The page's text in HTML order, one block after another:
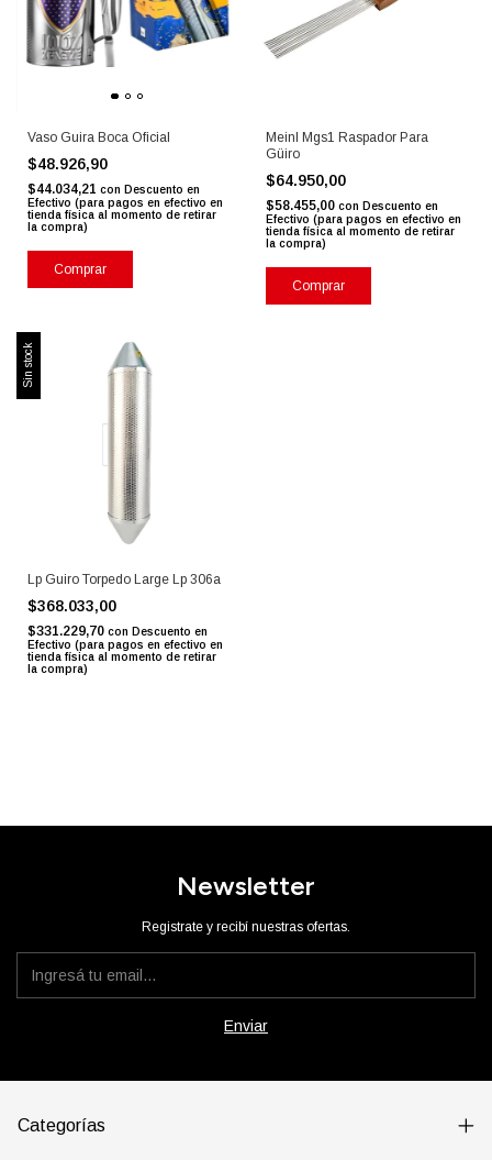
Vaso Guira Boca Oficial
$48.926,90
$44.034,21 con Descuento en
Efectivo (para pagos en efectivo en
tienda física al momento de retirar
la compra)
Comprar
Meinl Mgs1 Raspador Para
Güiro
$64.950,00
$58.455,00 con Descuento en
Efectivo (para pagos en efectivo en
tienda física al momento de retirar
la compra)
Comprar
Sin stock
Lp Guiro Torpedo Large Lp 306a
$368.033,00
$331.229,70 con Descuento en
Efectivo (para pagos en efectivo en
tienda física al momento de retirar
la compra)
Newsletter
Registrate y recibí nuestras ofertas.
Categorías